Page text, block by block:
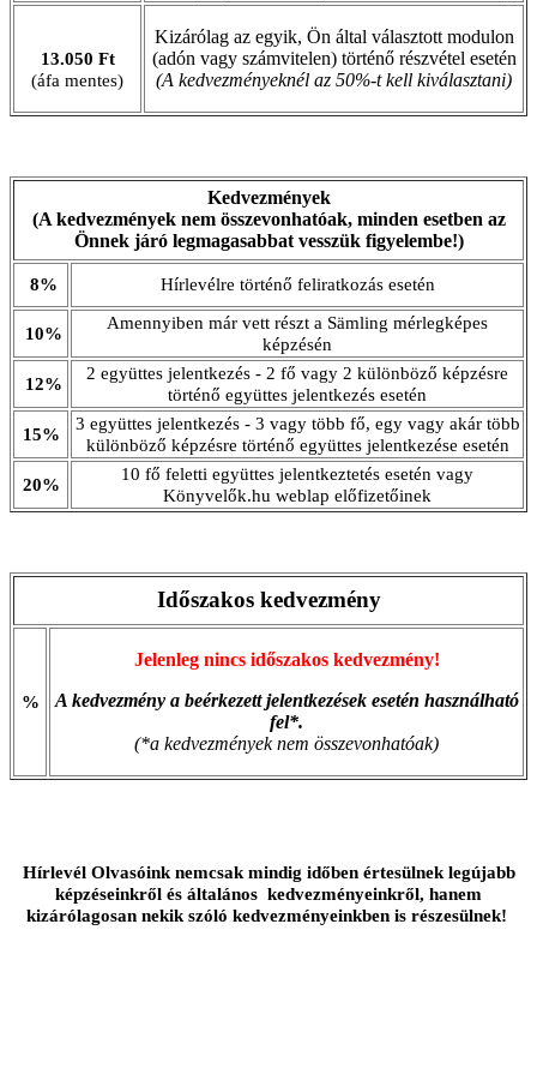
13.050 Ft
(áfa mentes)
Kizárólag az egyik, Ön által választott modulon
(adón vagy számvitelen) történő részvétel esetén
(A kedvezményeknél az 50%-t kell kiválasztani)
Kedvezmények
(A kedvezmények nem összevonhatóak, minden esetben az
Önnek járó legmagasabbat vesszük figyelembe!)
8% Hírlevélre történő feliratkozás esetén
10%
Amennyiben már vett részt a Sämling mérlegképes
képzésén
12%
2 együttes jelentkezés - 2 fő vagy 2 különböző képzésre
történő együttes jelentkezés esetén
15%
3 együttes jelentkezés - 3 vagy több fő, egy vagy akár több
különböző képzésre történő együttes jelentkezése esetén
20%
10 fő feletti együttes jelentkeztetés esetén vagy
Könyvelők.hu weblap előfizetőinek
Időszakos kedvezmény
%
Jelenleg nincs időszakos kedvezmény!
A kedvezmény a beérkezett jelentkezések esetén használható
fel*.
(*a kedvezmények nem összevonhatóak)
Hírlevél Olvasóink nemcsak mindig időben értesülnek legújabb
képzéseinkről és általános kedvezményeinkről, hanem
kizárólagosan nekik szóló kedvezményeinkben is részesülnek!